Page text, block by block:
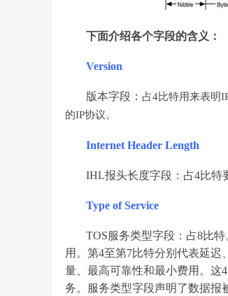
下面介绍各个字段的含义：
Version
版本字段： 占4比特用来表明
的IP协议。
Internet Header Length
IHL报头长度字段：占4比特
Type of Service
TOS服务类型字段：占8比
用。第4至第7比特分别代表延
量、最高可靠性和最小费用。这
务。服务类型字段声明了数据报